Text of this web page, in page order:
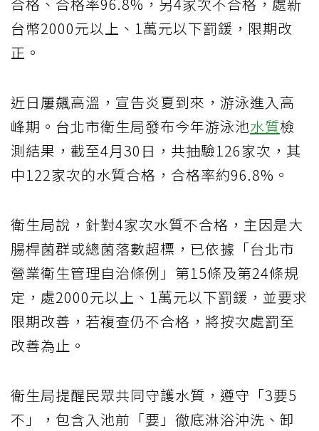
合格、合格率96.8%，另4家次不合格，處新
台幣2000元以上、1萬元以下罰鍰，限期改
正。
近日屢飆高溫，宣告炎夏到來，游泳進入高
峰期。台北市衛生局發布今年游泳池水質檢
測結果，截至4月30日，共抽驗126家次，其
中122家次的水質合格，合格率約96.8%。
衛生局說，針對4家次水質不合格，主因是大
腸桿菌群或總菌落數超標，已依據「台北市
營業衛生管理自治條例」第15條及第24條規
定，處2000元以上、1萬元以下罰鍰，並要求
限期改善，若複查仍不合格，將按次處罰至
改善為止。
衛生局提醒民眾共同守護水質，遵守「3要5
不」，包含入池前「要」徹底淋浴沖洗、卸